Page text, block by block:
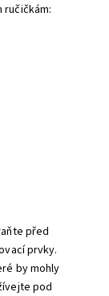
před
prvky.
by mohly
pod